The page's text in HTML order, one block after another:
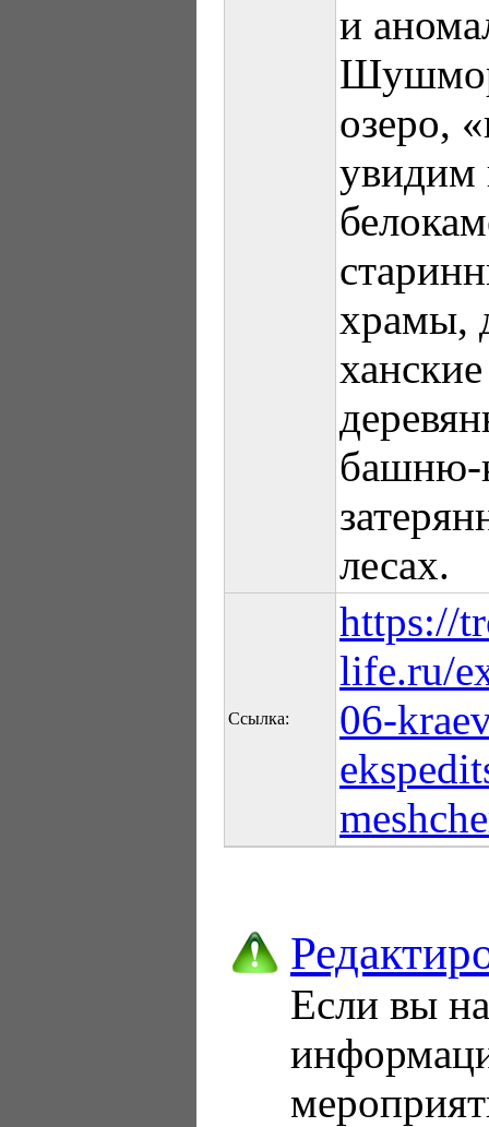
и
озеро,
увидим
храмы,
башню-
лесах.
Ссылка:
https://
life.ru/
06-
Если вы